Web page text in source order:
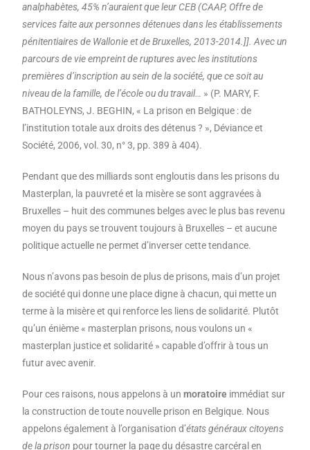
analphabètes, 45% n’auraient que leur CEB (CAAP, Offre de
services faite aux personnes détenues dans les établissements
pénitentiaires de Wallonie et de Bruxelles, 2013-2014.]]. Avec un
parcours de vie empreint de ruptures avec les institutions
premières d’inscription au sein de la société, que ce soit au
niveau de la famille, de l’école ou du travail… » (P. MARY, F.
BATHOLEYNS, J. BEGHIN, « La prison en Belgique : de
l’institution totale aux droits des détenus ? », Déviance et
Société, 2006, vol. 30, n° 3, pp. 389 à 404).
Pendant que des milliards sont engloutis dans les prisons du
Masterplan, la pauvreté et la misère se sont aggravées à
Bruxelles – huit des communes belges avec le plus bas revenu
moyen du pays se trouvent toujours à Bruxelles – et aucune
politique actuelle ne permet d’inverser cette tendance.
Nous n’avons pas besoin de plus de prisons, mais d’un projet
de société qui donne une place digne à chacun, qui mette un
terme à la misère et qui renforce les liens de solidarité. Plutôt
qu’un énième « masterplan prisons, nous voulons un «
masterplan justice et solidarité » capable d’offrir à tous un
futur avec avenir.
Pour ces raisons, nous appelons à unmoratoire immédiat sur
la construction de toute nouvelle prison en Belgique. Nous
appelons également à l’organisation d’états généraux citoyens
de la prison pour tourner la page du désastre carcéral en